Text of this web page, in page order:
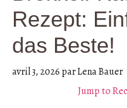
Rezept:
das Beste!
avril 3, 2026parLena Bauer
Jump to